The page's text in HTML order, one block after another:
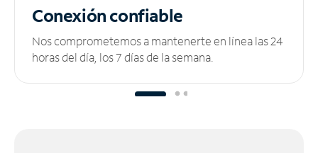
Conexión confiable
Nos comprometemos a mantenerte en línea las 24
horas del día, los 7 días de la semana.